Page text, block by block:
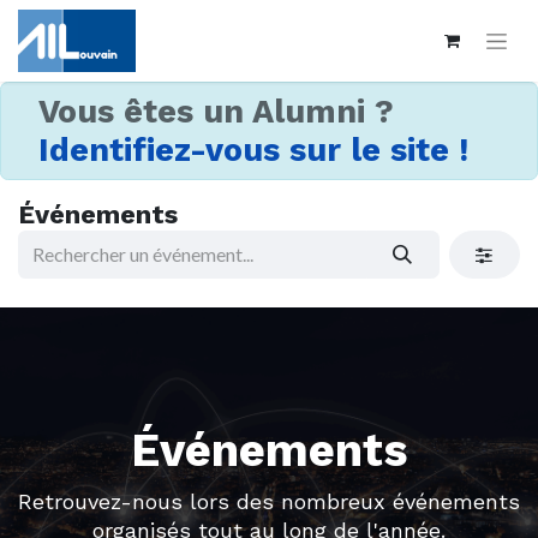
Vous êtes un Alumni ?
Identifiez-vous sur le site !
Événements
Événements
Retrouvez-nous lors des nombreux événements
organisés tout au long de l'année.